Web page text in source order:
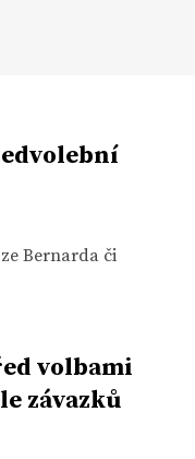
Bernarda či
volbami
závazků